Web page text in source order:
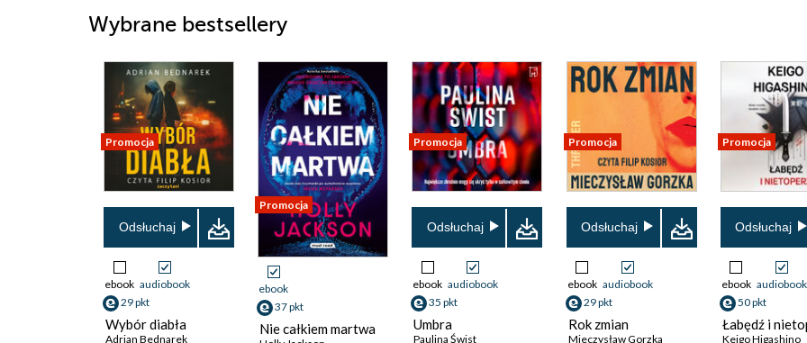
Wybrane bestsellery
Promocja
Odsłuchaj
ebook audiobook
29 pkt
Wybór diabła
Adrian Bednarek
Promocja
ebook
37 pkt
Nie całkiem martwa
Promocja
Odsłuchaj
ebook audiobook
35 pkt
Umbra
Paulina Świst
Promocja
Odsłuchaj
ebook audiobook
29 pkt
Rok zmian
Mieczysław Gorzka
Promocja
Odsłuchaj
ebook audiobook
50 pkt
Łabędź i
Keigo Higashino